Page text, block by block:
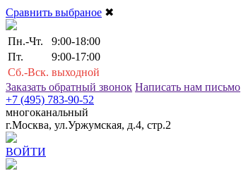
Сравнить выбраное ✖
Пн.-Чт.
9:00-18:00
Пт.
9:00-17:00
Сб.-Вск. выходной
Заказать обратный звонок Написать нам письмо
+7 (495) 783-90-52
многоканальный
г.Москва, ул.Уржумская, д.4, стр.2
ВОЙТИ